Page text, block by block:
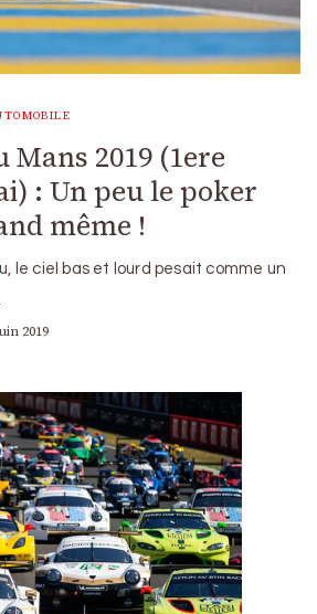
Mans 2019 (1ere
: Un peu le poker
même !
le ciel bas et lourd pesait comme un
2019